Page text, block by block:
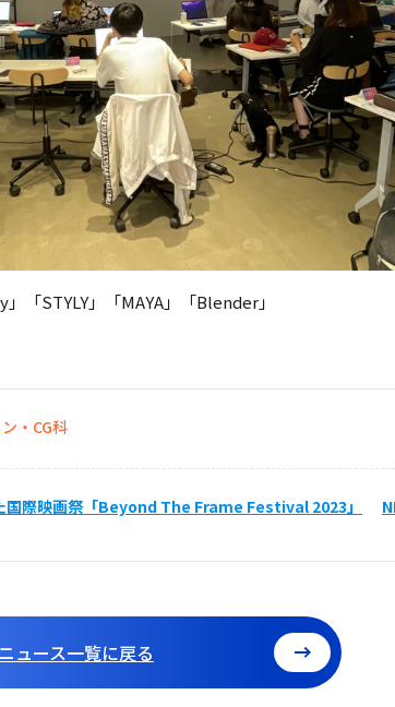
「STYLY」「MAYA」「Blender」
・CG科
国際映画祭「Beyond The Frame Festival 2023」
ニュース一覧に戻る